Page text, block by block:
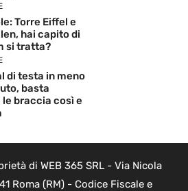
Torre Eiffel e
hai capito di
si tratta?
di testa in meno
basta
braccia così e
di WEB 365 SRL - Via Nicola
Roma (RM) - Codice Fiscale e